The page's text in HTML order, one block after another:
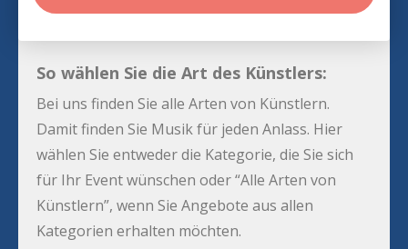
So wählen Sie die Art des Künstlers:
Bei uns finden Sie alle Arten von Künstlern.
Damit finden Sie Musik für jeden Anlass. Hier
wählen Sie entweder die Kategorie, die Sie sich
für Ihr Event wünschen oder “Alle Arten von
Künstlern”, wenn Sie Angebote aus allen
Kategorien erhalten möchten.